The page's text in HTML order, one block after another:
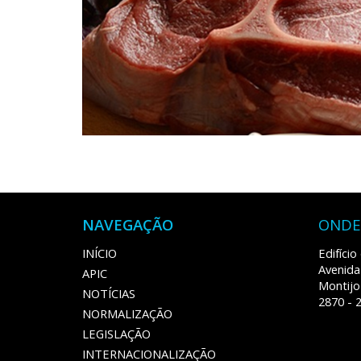
NAVEGAÇÃO
INÍCIO
APIC
NOTÍCIAS
NORMALIZAÇÃO
LEGISLAÇÃO
INTERNACIONALIZAÇÃO
Montijo
2870 -